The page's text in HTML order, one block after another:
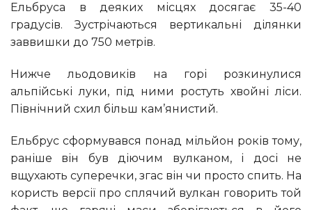
Ельбруса в деяких місцях досягає 35-40
градусів. Зустрічаються вертикальні ділянки
заввишки до 750 метрів.
Нижче льодовиків на горі розкинулися
альпійські луки, під ними ростуть хвойні ліси.
Північний схил більш кам’янистий.
Ельбрус сформувався понад мільйон років тому,
раніше він був діючим вулканом, і досі не
вщухають суперечки, згас він чи просто спить. На
користь версії про сплячий вулкан говорить той